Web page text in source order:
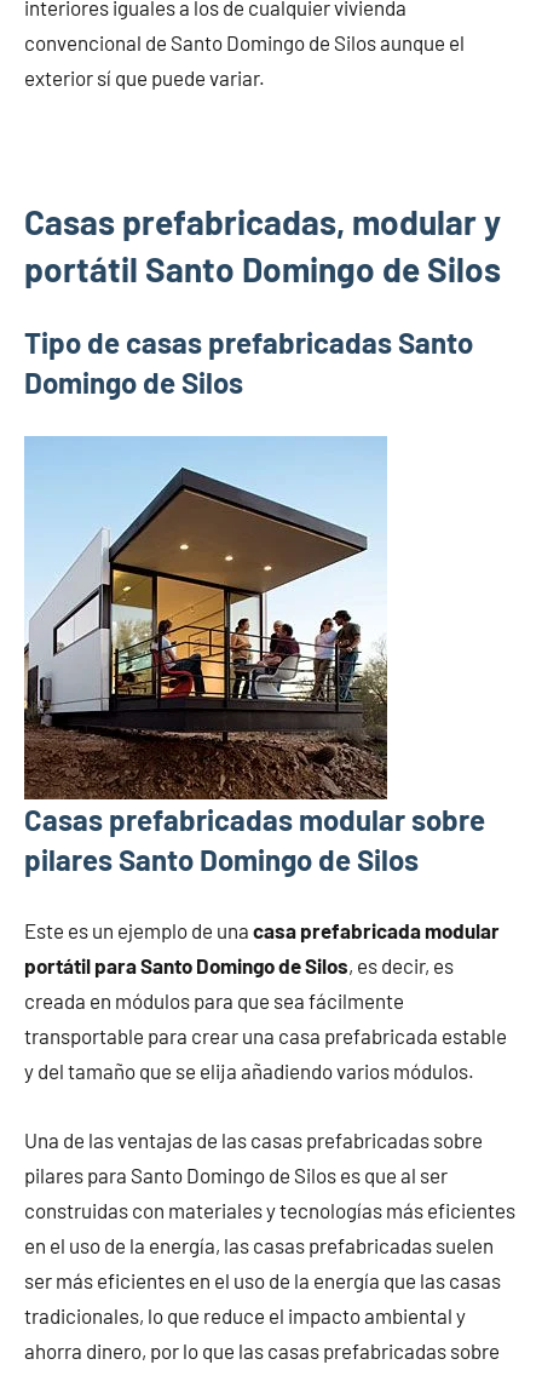
interiores iguales a los de cualquier vivienda
convencional de Santo Domingo de Silos aunque el
exterior sí que puede variar.
Casas prefabricadas, modular y
portátil Santo Domingo de Silos
Tipo de casas prefabricadas Santo
Domingo de Silos
Casas prefabricadas modular sobre
pilares Santo Domingo de Silos
Este es un ejemplo de una casa prefabricada modular
portátil para Santo Domingo de Silos, es decir, es
creada en módulos para que sea fácilmente
transportable para crear una casa prefabricada estable
y del tamaño que se elija añadiendo varios módulos.
Una de las ventajas de las casas prefabricadas sobre
pilares para Santo Domingo de Silos es que al ser
construidas con materiales y tecnologías más eficientes
en el uso de la energía, las casas prefabricadas suelen
ser más eficientes en el uso de la energía que las casas
tradicionales, lo que reduce el impacto ambiental y
ahorra dinero, por lo que las casas prefabricadas sobre